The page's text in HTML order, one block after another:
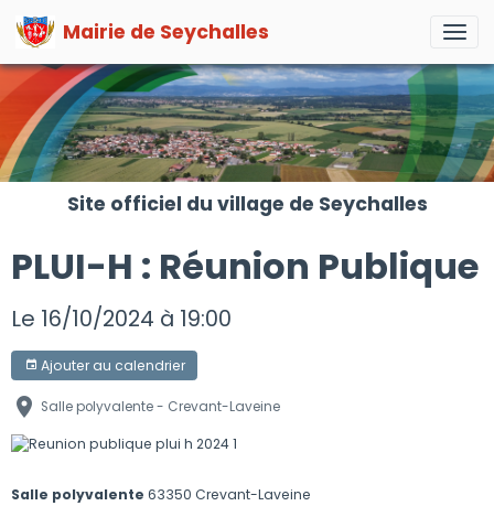
Mairie de Seychalles
Site officiel du village de Seychalles
PLUI-H : Réunion Publique
Le 16/10/2024 à 19:00
Ajouter au calendrier
Salle polyvalente - Crevant-Laveine
Salle polyvalente 63350 Crevant-Laveine